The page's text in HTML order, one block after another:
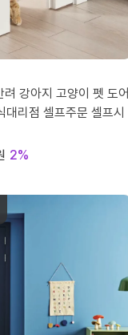
려 강아지 고양이 펫 도어
대리점 셀프주문 셀프시
2%